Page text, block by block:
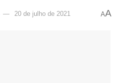
20 de julho de 2021 AA